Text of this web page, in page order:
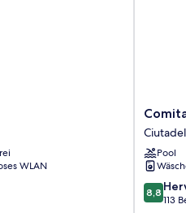
WLAN
Comitas
Floramar
dePool
8.8
von
8,8
113